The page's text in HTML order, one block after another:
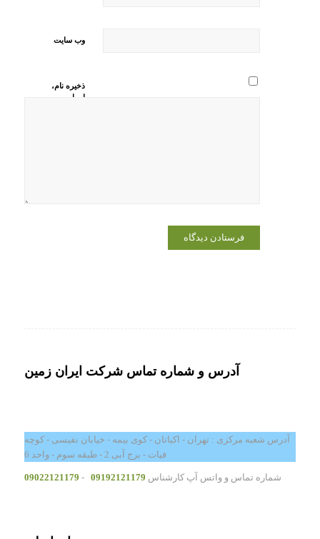
وب‌ سایت
ذخیره نام،
ایمیل و
آدرس و شماره تماس شرکت ایران زمین
آدرس شعبه مرکزی : تهران - اکباتان - کوی بیمه - خیابان نفیسی - کوچه
فیات - برج آبی 2 - طبقه سوم - واحد 6
شماره تماس و واتس آپ کارشناس 09192121179
-
09022121179